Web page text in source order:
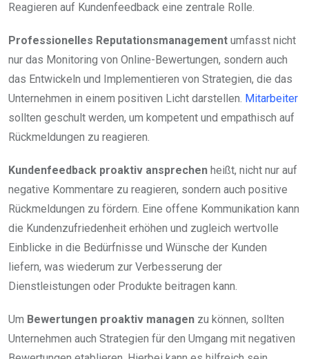
Reagieren auf Kundenfeedback eine zentrale Rolle.
Professionelles Reputationsmanagement umfasst nicht
nur das Monitoring von Online-Bewertungen, sondern auch
das Entwickeln und Implementieren von Strategien, die das
Unternehmen in einem positiven Licht darstellen. Mitarbeiter
sollten geschult werden, um kompetent und empathisch auf
Rückmeldungen zu reagieren.
Kundenfeedback proaktiv ansprechen heißt, nicht nur auf
negative Kommentare zu reagieren, sondern auch positive
Rückmeldungen zu fördern. Eine offene Kommunikation kann
die Kundenzufriedenheit erhöhen und zugleich wertvolle
Einblicke in die Bedürfnisse und Wünsche der Kunden
liefern, was wiederum zur Verbesserung der
Dienstleistungen oder Produkte beitragen kann.
Um Bewertungen proaktiv managen zu können, sollten
Unternehmen auch Strategien für den Umgang mit negativen